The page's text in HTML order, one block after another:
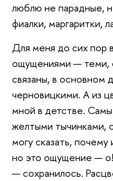
люблю не парадные,
фиалки, маргаритки,
Для меня до сих пор
ощущениями — теми,
связаны, в основном
черновицкими. А из
мной в детстве.
желтыми тычинками,
могу сказать,
но это ощущение — о!
— сохранилось.